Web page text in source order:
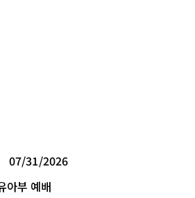
07/31/2026
아부 예배